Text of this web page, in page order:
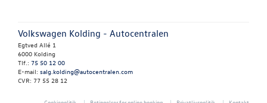
Volkswagen Kolding - Autocentralen
Egtved Allé 1
6000 Kolding
Tlf.: 75 50 12 00
E-mail: salg.kolding@autocentralen.com
CVR: 77 55 28 12